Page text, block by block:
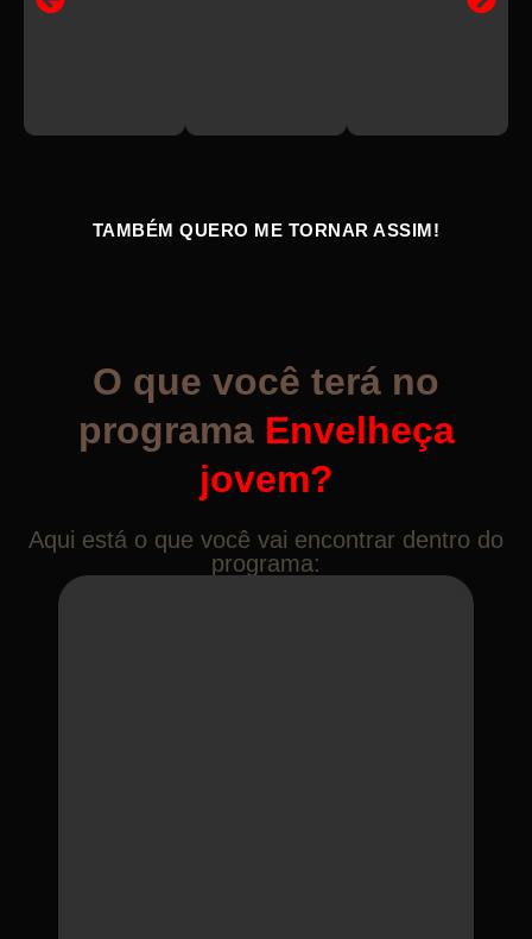
TAMBÉM QUERO ME TORNAR ASSIM!
O que você terá no
programa Envelheça
jovem?
Aqui está o que você vai encontrar dentro do
programa: